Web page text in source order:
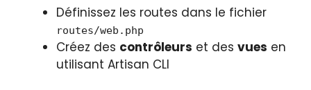
Définissez les routes dans le fichier
routes/web.php
Créez des contrôleurs et des vues en
utilisant Artisan CLI